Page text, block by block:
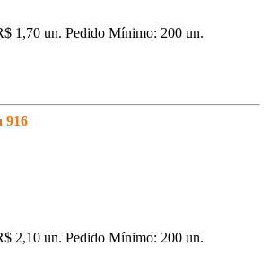
1,70 un. Pedido Mínimo: 200 un.
916
2,10 un. Pedido Mínimo: 200 un.